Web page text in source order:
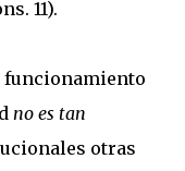
11).
funcionamiento
no es tan
otras